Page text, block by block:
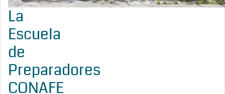
La
Escuela
de
Preparadores
CONAFE